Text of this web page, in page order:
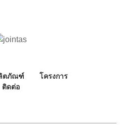
ตภัณฑ์
โครงการ
ติดต่อ